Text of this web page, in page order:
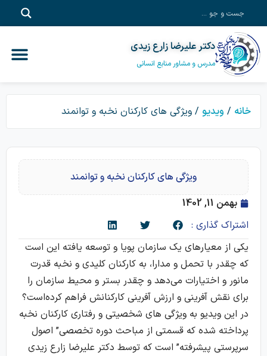
دکتر علیرضا زارع زیدی
مدرس و مشاور منابع انسانی
خانه / ویدیو / ویژگی های کارکنان نخبه و توانمند
ویژگی های کارکنان نخبه و توانمند
بهمن 11, 1402
اشتراک گذاری :
یکی از معیارهای یک سازمان پویا و توسعه یافته این است
که چقدر با تحمل و مدارا، به کارکنان کلیدی و نخبه قدرت
مانور و اختیارات می‌دهد و چقدر بستر و محیط سازمان را
برای نقش آفرینی و ارزش آفرینی کارکنانش فراهم کرده‌است؟
در این ویدیو به ویژگی های شخصیتی و رفتاری کارکنان نخبه
پرداخته شده که قسمتی از مباحث دوره تخصصی” اصول
سرپرستی پیشرفته” است که توسط دکتر علیرضا زارع زیدی